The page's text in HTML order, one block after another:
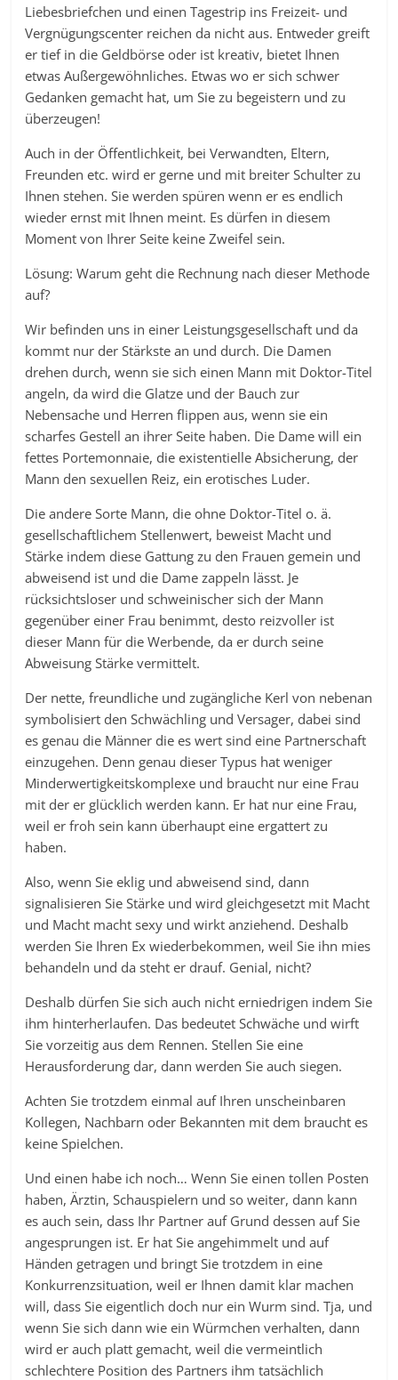
Liebesbriefchen und einen Tagestrip ins Freizeit- und
Vergnügungscenter reichen da nicht aus. Entweder greift
er tief in die Geldbörse oder ist kreativ, bietet Ihnen
etwas Außergewöhnliches. Etwas wo er sich schwer
Gedanken gemacht hat, um Sie zu begeistern und zu
überzeugen!
Auch in der Öffentlichkeit, bei Verwandten, Eltern,
Freunden etc. wird er gerne und mit breiter Schulter zu
Ihnen stehen. Sie werden spüren wenn er es endlich
wieder ernst mit Ihnen meint. Es dürfen in diesem
Moment von Ihrer Seite keine Zweifel sein.
Lösung: Warum geht die Rechnung nach dieser Methode
auf?
Wir befinden uns in einer Leistungsgesellschaft und da
kommt nur der Stärkste an und durch. Die Damen
drehen durch, wenn sie sich einen Mann mit Doktor-Titel
angeln, da wird die Glatze und der Bauch zur
Nebensache und Herren flippen aus, wenn sie ein
scharfes Gestell an ihrer Seite haben. Die Dame will ein
fettes Portemonnaie, die existentielle Absicherung, der
Mann den sexuellen Reiz, ein erotisches Luder.
Die andere Sorte Mann, die ohne Doktor-Titel o. ä.
gesellschaftlichem Stellenwert, beweist Macht und
Stärke indem diese Gattung zu den Frauen gemein und
abweisend ist und die Dame zappeln lässt. Je
rücksichtsloser und schweinischer sich der Mann
gegenüber einer Frau benimmt, desto reizvoller ist
dieser Mann für die Werbende, da er durch seine
Abweisung Stärke vermittelt.
Der nette, freundliche und zugängliche Kerl von nebenan
symbolisiert den Schwächling und Versager, dabei sind
es genau die Männer die es wert sind eine Partnerschaft
einzugehen. Denn genau dieser Typus hat weniger
Minderwertigkeitskomplexe und braucht nur eine Frau
mit der er glücklich werden kann. Er hat nur eine Frau,
weil er froh sein kann überhaupt eine ergattert zu
haben.
Also, wenn Sie eklig und abweisend sind, dann
signalisieren Sie Stärke und wird gleichgesetzt mit Macht
und Macht macht sexy und wirkt anziehend. Deshalb
werden Sie Ihren Ex wiederbekommen, weil Sie ihn mies
behandeln und da steht er drauf. Genial, nicht?
Deshalb dürfen Sie sich auch nicht erniedrigen indem Sie
ihm hinterherlaufen. Das bedeutet Schwäche und wirft
Sie vorzeitig aus dem Rennen. Stellen Sie eine
Herausforderung dar, dann werden Sie auch siegen.
Achten Sie trotzdem einmal auf Ihren unscheinbaren
Kollegen, Nachbarn oder Bekannten mit dem braucht es
keine Spielchen.
Und einen habe ich noch… Wenn Sie einen tollen Posten
haben, Ärztin, Schauspielern und so weiter, dann kann
es auch sein, dass Ihr Partner auf Grund dessen auf Sie
angesprungen ist. Er hat Sie angehimmelt und auf
Händen getragen und bringt Sie trotzdem in eine
Konkurrenzsituation, weil er Ihnen damit klar machen
will, dass Sie eigentlich doch nur ein Wurm sind. Tja, und
wenn Sie sich dann wie ein Würmchen verhalten, dann
wird er auch platt gemacht, weil die vermeintlich
schlechtere Position des Partners ihm tatsächlich